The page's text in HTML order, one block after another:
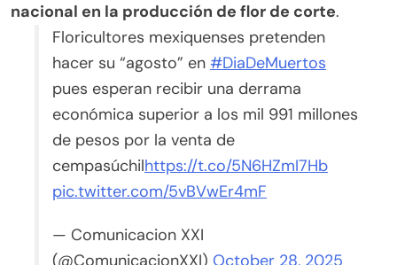
nacional en la producción de flor de corte.
Floricultores mexiquenses pretenden
hacer su “agosto” en #DiaDeMuertos
pues esperan recibir una derrama
económica superior a los mil 991 millones
de pesos por la venta de
cempasúchilhttps://t.co/5N6HZmI7Hb
pic.twitter.com/5vBVwEr4mF
— Comunicacion XXI
(@ComunicacionXXI) October 28, 2025